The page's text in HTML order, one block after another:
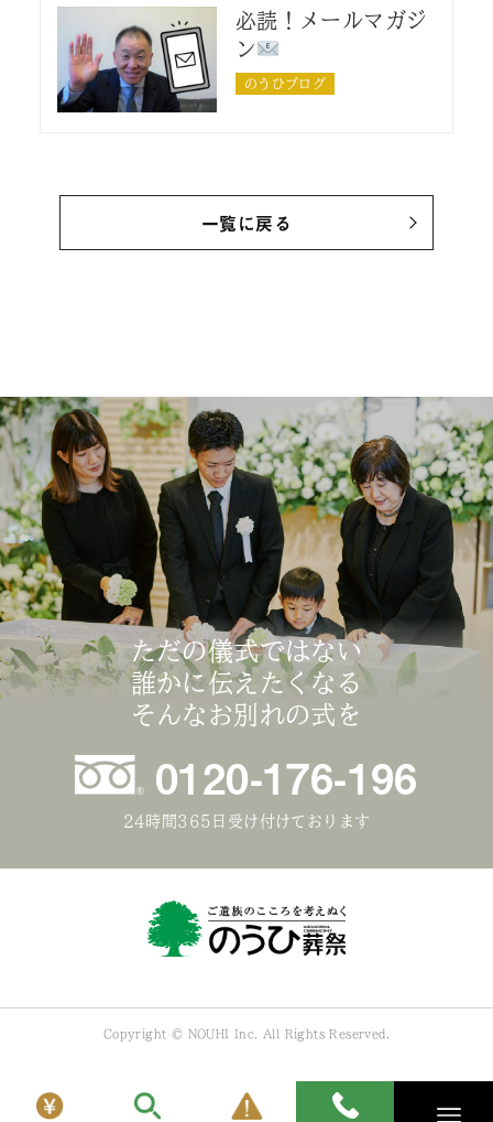
必読！メールマガジ
ン
のうひブログ
一覧に戻る
ただの儀式ではない
誰かに伝えたくなる
そんなお別れの式を
0120-176-196
24時間365日受け付けております
Copyright © NOUHI Inc. All Rights Reserved.